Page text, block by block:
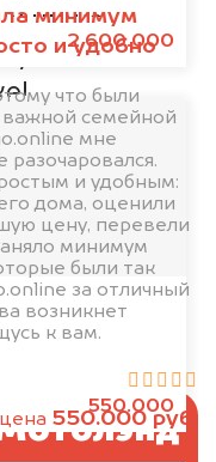
2.600.000
550.000
минимум
и удобно
что были
важной семейной
мне
разочаровался.
и удобным:
дома, оценили
цену, перевели
минимум
были так
за отличный
возникнет
к вам.
цена 550.000 руб.
ниже
его на